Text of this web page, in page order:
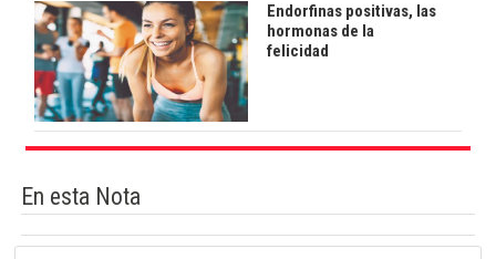
Endorfinas positivas, las
hormonas de la
felicidad
En esta Nota